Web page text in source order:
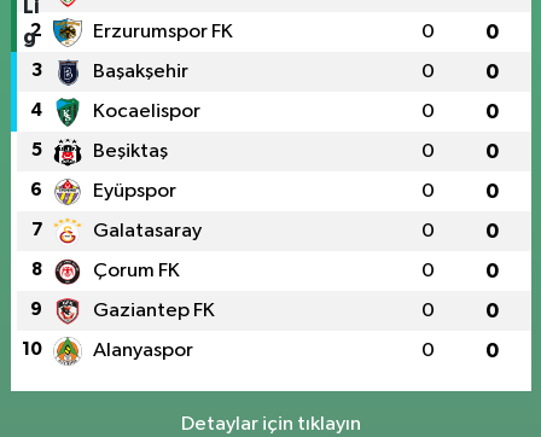
2 Erzurumspor FK 0 0
3 Başakşehir 0 0
4 Kocaelispor 0 0
5 Beşiktaş 0 0
6 Eyüpspor 0 0
7 Galatasaray 0 0
8 Çorum FK 0 0
9 Gaziantep FK 0 0
10 Alanyaspor 0 0
Detaylar için tıklayın